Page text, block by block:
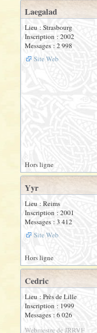
Laegalad
Lieu : Strasbourg
Inscription : 2002
Messages : 2 998
Site Web
Hors ligne
Yyr
Lieu : Reims
Inscription : 2001
Messages : 3 412
Site Web
Hors ligne
Cedric
Lieu : Près de Lille
Inscription : 1999
Messages : 6 026
Webmestre de JRRVF